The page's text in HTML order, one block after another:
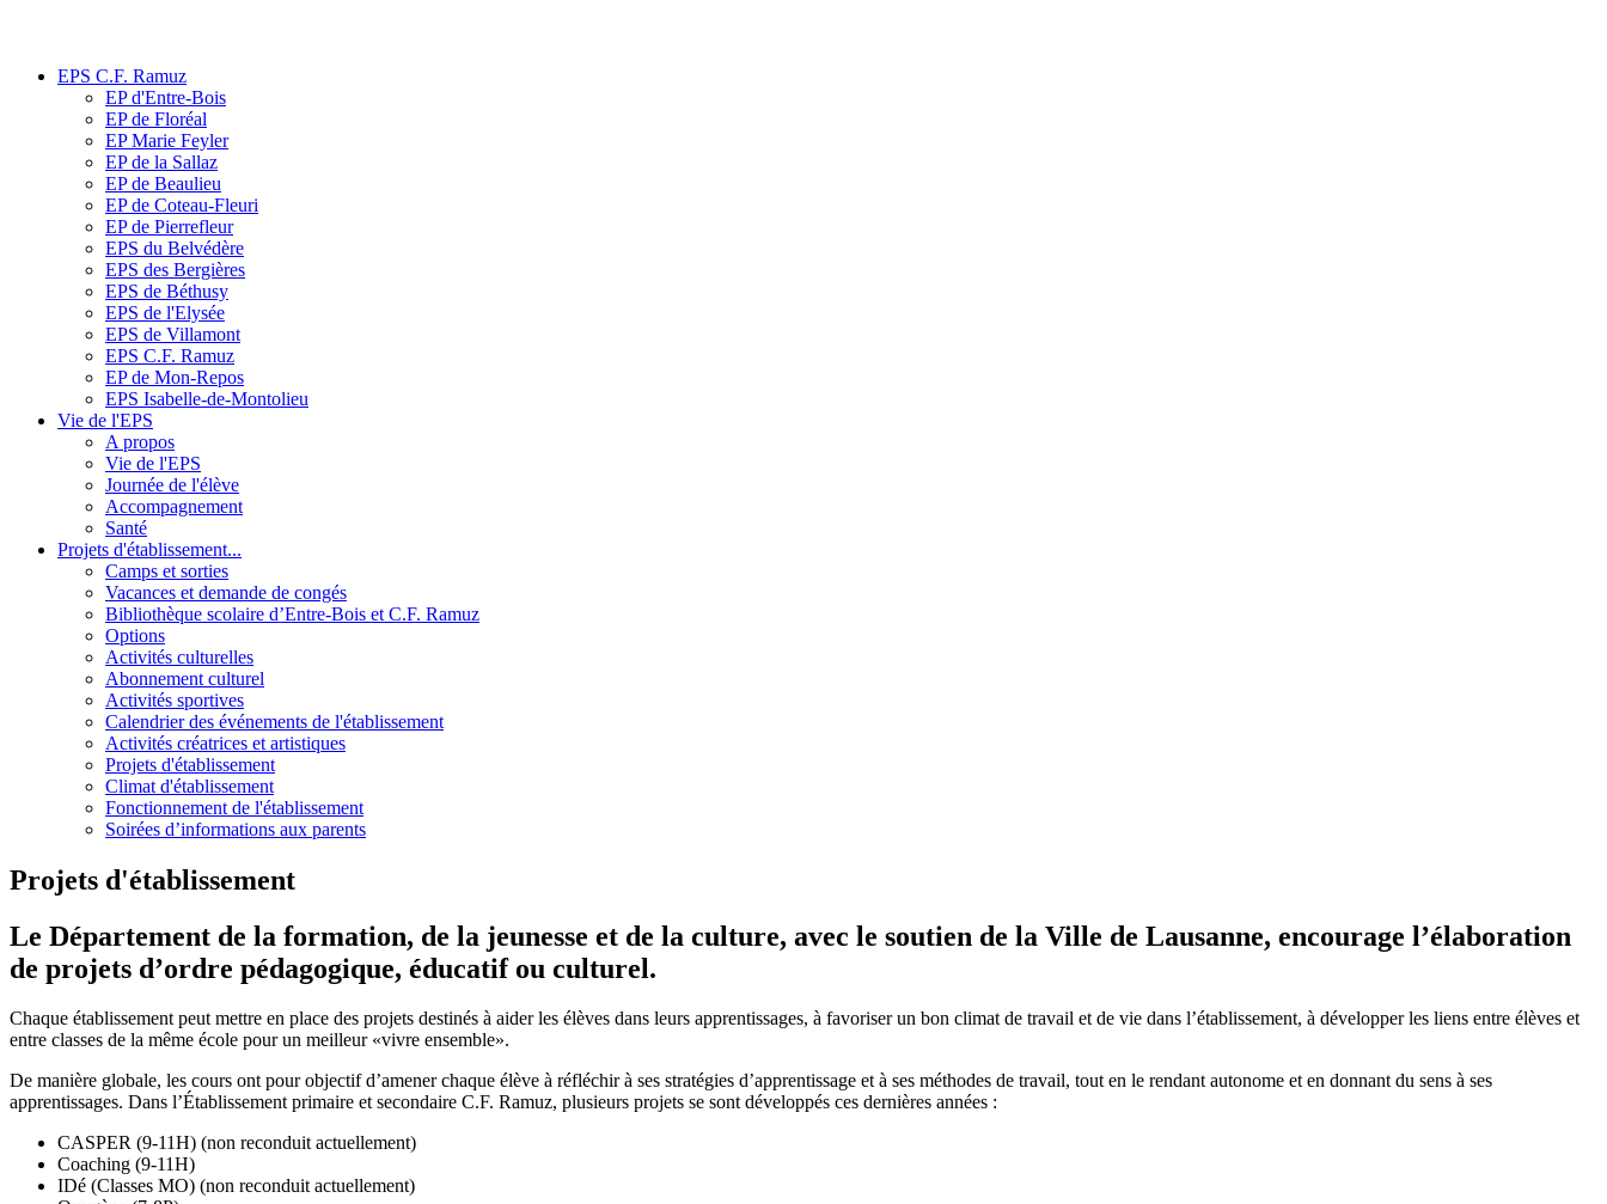
EPS C.F. Ramuz
EP d'Entre-Bois
EP de Floréal
EP Marie Feyler
EP de la Sallaz
EP de Beaulieu
EP de Coteau-Fleuri
EP de Pierrefleur
EPS du Belvédère
EPS des Bergières
EPS de Béthusy
EPS de l'Elysée
EPS de Villamont
EPS C.F. Ramuz
EP de Mon-Repos
EPS Isabelle-de-Montolieu
Vie de l'EPS
A propos
Vie de l'EPS
Journée de l'élève
Accompagnement
Santé
Projets d'établissement...
Camps et sorties
Vacances et demande de congés
Bibliothèque scolaire d’Entre-Bois et C.F. Ramuz
Options
Activités culturelles
Abonnement culturel
Activités sportives
Calendrier des événements de l'établissement
Activités créatrices et artistiques
Projets d'établissement
Climat d'établissement
Fonctionnement de l'établissement
Soirées d’informations aux parents
Projets d'établissement
Le Département de la formation, de la jeunesse et de la culture, avec le soutien de la Ville de Lausanne, encourage l’élaboration
de projets d’ordre pédagogique, éducatif ou culturel.
Chaque établissement peut mettre en place des projets destinés à aider les élèves dans leurs apprentissages, à favoriser un bon climat de travail et de vie dans l’établissement, à développer les liens entre élèves et
entre classes de la même école pour un meilleur «vivre ensemble».
De manière globale, les cours ont pour objectif d’amener chaque élève à réfléchir à ses stratégies d’apprentissage et à ses méthodes de travail, tout en le rendant autonome et en donnant du sens à ses
apprentissages. Dans l’Établissement primaire et secondaire C.F. Ramuz, plusieurs projets se sont développés ces dernières années :
CASPER (9-11H) (non reconduit actuellement)
Coaching (9-11H)
IDé (Classes MO) (non reconduit actuellement)